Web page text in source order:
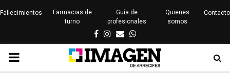
Fallecimientos
Farmacias de
turno
Guía de
profesionales
Quienes
somos
Contacto
Facebook
Instagram
EmailWhatsapp
PRIMARY